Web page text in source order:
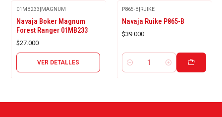
01MB233 MAGNUM
Navaja Boker Magnum
Forest Ranger 01MB233
$27.000
VER DETALLES
P865-B RUIKE
Navaja Ruike P865-B
$39.000
Cantidad